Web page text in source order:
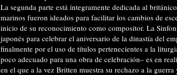
La segunda parte está íntegramente dedicada al
marinos fueron ideados para facilitar los cambios de
inicio de su reconocimiento como compositor. La
japonés para celebrar el aniversario de la dinastía del
finalmente por el uso de títulos pertenecientes a la
poco adecuado para una obra de celebración– es en
en el que a la vez Britten muestra su rechazo a la